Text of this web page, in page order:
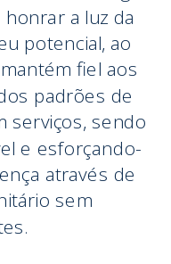
honrar a luz da
potencial, ao
fiel aos
padrões de
serviços, sendo
e esforçando-
através de
sem